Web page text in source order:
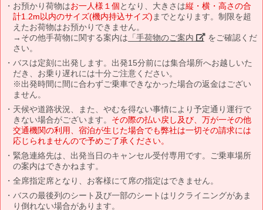
お預かり荷物はお一人様１個となり、大きさは縦・横・高さの合
計1.2m以内のサイズ(機内持込サイズ) までとなります。制限を超
えたお荷物はお預かりできません。
→その他手荷物に関する案内は 「手荷物のご案内」 をご確認くだ
さい。
バスは定刻に出発します。出発15分前には集合場所へお越しいた
だき、お乗り遅れには十分ご注意ください。
※出発時間に間に合わずご乗車できなかった場合の返金はござい
ません。
天候や道路状況、また、やむを得ない事情により予定通り運行で
きない場合がございます。 その際の払い戻し及び、万が一その他
交通機関の利用、宿泊が生じた場合でも弊社は一切その請求には
応じられませんので予めご了承ください。
緊急連絡先は、出発当日のキャンセル受付専用です。ご乗車場所
の案内はできかねます。
全席指定席となり、お客様にて席の指定はできません。
バスの最後列のシート及び一部のシートはリクライニングがあま
り倒れない場合があります。